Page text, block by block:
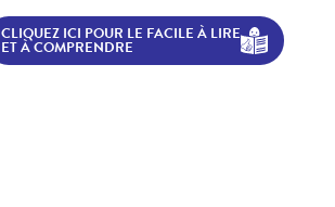
CLIQUEZ ICI POUR LE FACILE À LIRE
ET À COMPRENDRE